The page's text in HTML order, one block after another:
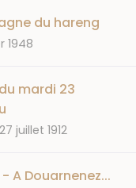
du hareng
1948
mardi 23
DATE
27 juillet 1912
A Douarnenez...